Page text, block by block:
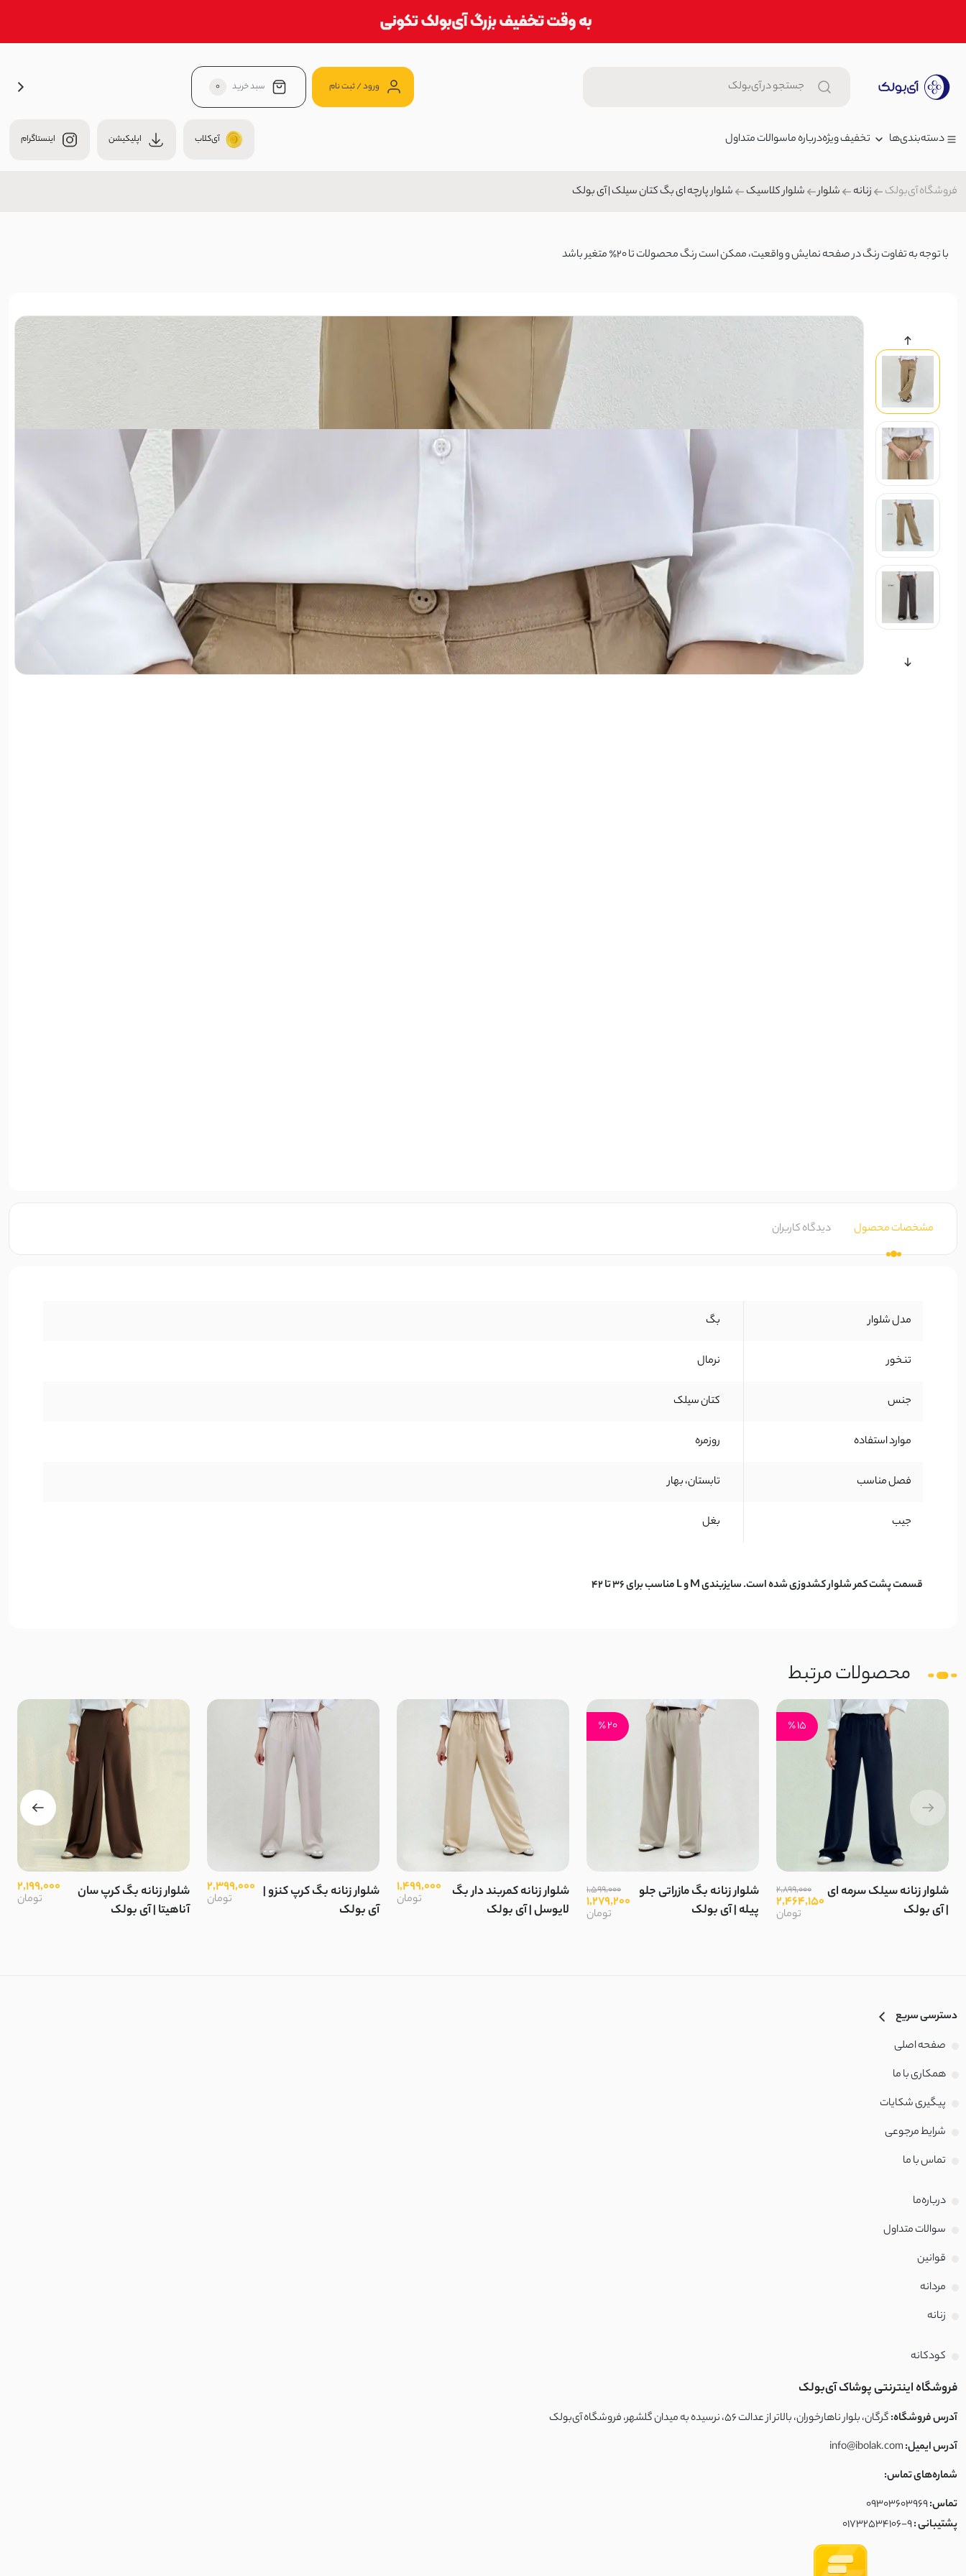
شلوار بگ/نیم بگ/واید
2,634,150 تومان
استایل تابستانی ترند ۱۴۰۵
استایل ترند و لباس عید زنانه 1405
ورود / ثبت نام سبد خرید 0
دسته‌بندی‌ها
زنانه
بچگانه
حراجی
تخفیف ویژهدرباره ماسوالات متداول آی‌کلاب اپلیکیشن اینستاگرام
فروشگاه آی‌بولک زنانه شلوار شلوار کلاسیک شلوار پارچه ای بگ کتان سیلک | آی بولک
با توجه به تفاوت رنگ در صفحه نمایش و واقعیت، ممکن است رنگ محصولات تا ۲۰٪ متغیر باشد
مشخصات محصول دیدگاه کاربران
مدل شلوار بگ
تنخور نرمال
جنس کتان سیلک
موارد استفاده روزمره
فصل مناسب تابستان، بهار
جیب بغل
قسمت پشت کمر شلوار کشدوزی شده است. سایزبندی M و L مناسب برای 36 تا 42
محصولات مرتبط
15 ٪
شلوار زنانه سیلک سرمه ای
| آی بولک
2,899,000
2,464,150
تومان
20 ٪
شلوار زنانه بگ مازراتی جلو
پیله | آی بولک
1,599,000
1,279,200
تومان
شلوار زنانه کمربند دار بگ
لایوسل | آی بولک
1,499,000
تومان
شلوار زنانه بگ کرپ کنزو |
آی بولک
2,399,000
تومان
شلوار زنانه بگ کرپ سان
آناهیتا | آی بولک
2,199,000
تومان
دسترسی سریع
صفحه اصلی
همکاری با ما
پیگیری شکایات
شرایط مرجوعی
تماس با‌ ما
درباره‌ما
سوالات متداول
قوانین
مردانه
زنانه
کودکانه
فروشگاه اینترنتی پوشاک آی‌بولک
آدرس فروشگاه:گرگان، بلوار ناهارخوران، بالاتر از عدالت ۵۶، نرسیده به میدان گلشهر، فروشگاه آی‌بولک
آدرس ایمیل:info@ibolak.com
شماره‌های تماس:
تماس:09303603969
پشتیبانی :01732534106-9